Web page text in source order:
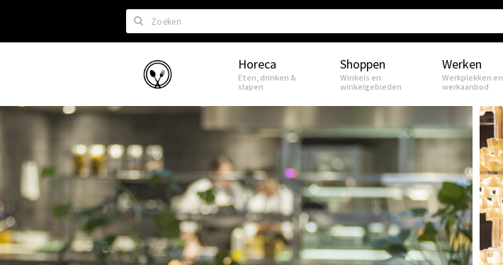
Zoeken
Eindhoven Horeca
Eten, drinken &
slapen
Shoppen
Winkels en
winkelgebieden
Werken
Werkplekken en
werkaanbod